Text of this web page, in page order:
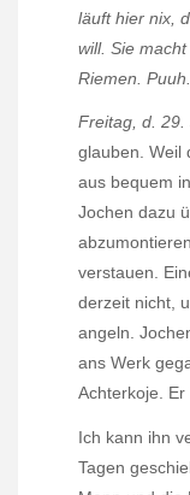
läuft hier nix,
will. Sie
Riemen.
Freitag, d. 29.
glauben. Weil
aus bequem
Jochen dazu
verstauen.
derzeit nicht,
angeln.
ans Werk
Achterkoje. Er
Ich kann ihn
Tagen